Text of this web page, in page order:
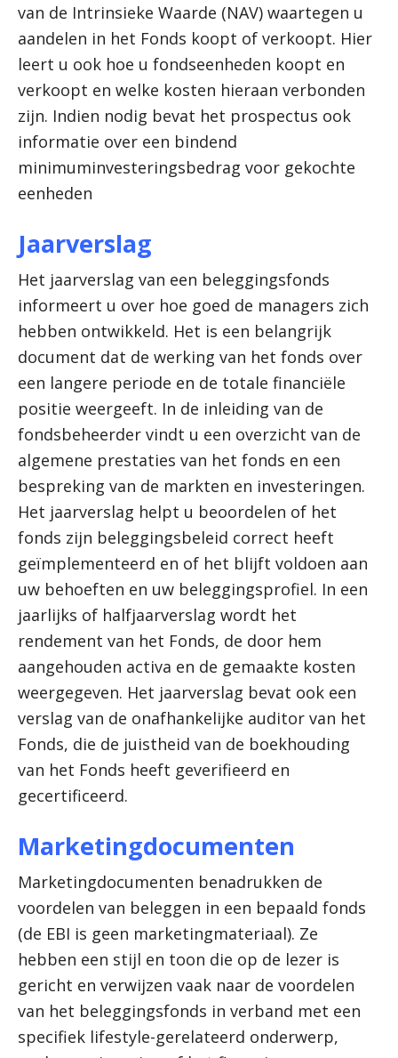
van de Intrinsieke Waarde (NAV) waartegen u
aandelen in het Fonds koopt of verkoopt. Hier
leert u ook hoe u fondseenheden koopt en
verkoopt en welke kosten hieraan verbonden
zijn. Indien nodig bevat het prospectus ook
informatie over een bindend
minimuminvesteringsbedrag voor gekochte
eenheden
Jaarverslag
Het jaarverslag van een beleggingsfonds
informeert u over hoe goed de managers zich
hebben ontwikkeld. Het is een belangrijk
document dat de werking van het fonds over
een langere periode en de totale financiële
positie weergeeft. In de inleiding van de
fondsbeheerder vindt u een overzicht van de
algemene prestaties van het fonds en een
bespreking van de markten en investeringen.
Het jaarverslag helpt u beoordelen of het
fonds zijn beleggingsbeleid correct heeft
geïmplementeerd en of het blijft voldoen aan
uw behoeften en uw beleggingsprofiel. In een
jaarlijks of halfjaarverslag wordt het
rendement van het Fonds, de door hem
aangehouden activa en de gemaakte kosten
weergegeven. Het jaarverslag bevat ook een
verslag van de onafhankelijke auditor van het
Fonds, die de juistheid van de boekhouding
van het Fonds heeft geverifieerd en
gecertificeerd.
Marketingdocumenten
Marketingdocumenten benadrukken de
voordelen van beleggen in een bepaald fonds
(de EBI is geen marketingmateriaal). Ze
hebben een stijl en toon die op de lezer is
gericht en verwijzen vaak naar de voordelen
van het beleggingsfonds in verband met een
specifiek lifestyle-gerelateerd onderwerp,